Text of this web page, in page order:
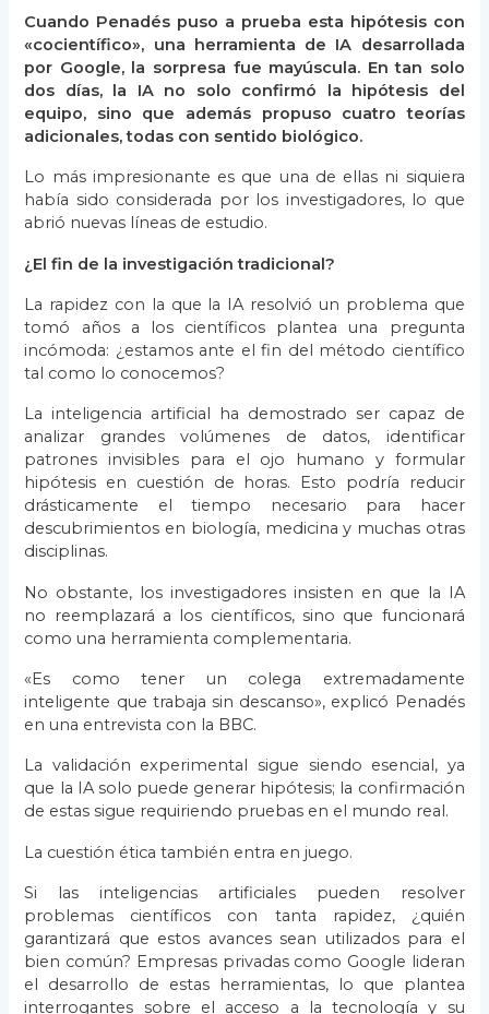
Cuando Penadés puso a prueba esta hipótesis con
«cocientífico», una herramienta de IA desarrollada
por Google, la sorpresa fue mayúscula. En tan solo
dos días, la IA no solo confirmó la hipótesis del
equipo, sino que además propuso cuatro teorías
adicionales, todas con sentido biológico.
Lo más impresionante es que una de ellas ni siquiera
había sido considerada por los investigadores, lo que
abrió nuevas líneas de estudio.
¿El fin de la investigación tradicional?
La rapidez con la que la IA resolvió un problema que
tomó años a los científicos plantea una pregunta
incómoda: ¿estamos ante el fin del método científico
tal como lo conocemos?
La inteligencia artificial ha demostrado ser capaz de
analizar grandes volúmenes de datos, identificar
patrones invisibles para el ojo humano y formular
hipótesis en cuestión de horas. Esto podría reducir
drásticamente el tiempo necesario para hacer
descubrimientos en biología, medicina y muchas otras
disciplinas.
No obstante, los investigadores insisten en que la IA
no reemplazará a los científicos, sino que funcionará
como una herramienta complementaria.
«Es como tener un colega extremadamente
inteligente que trabaja sin descanso», explicó Penadés
en una entrevista con la BBC.
La validación experimental sigue siendo esencial, ya
que la IA solo puede generar hipótesis; la confirmación
de estas sigue requiriendo pruebas en el mundo real.
La cuestión ética también entra en juego.
Si las inteligencias artificiales pueden resolver
problemas científicos con tanta rapidez, ¿quién
garantizará que estos avances sean utilizados para el
bien común? Empresas privadas como Google lideran
el desarrollo de estas herramientas, lo que plantea
interrogantes sobre el acceso a la tecnología y su